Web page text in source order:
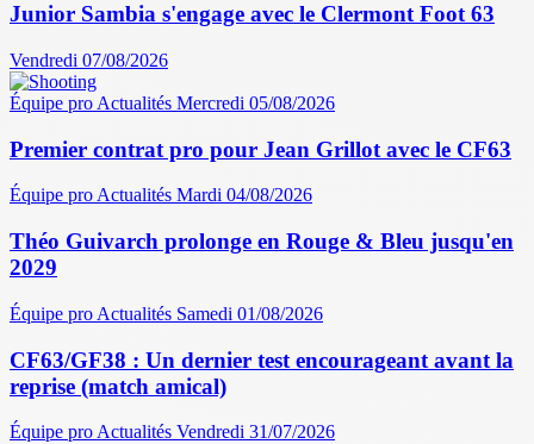
Junior Sambia s'engage avec le Clermont Foot 63
Vendredi 07/08/2026
Équipe pro Actualités Mercredi 05/08/2026
Premier contrat pro pour Jean Grillot avec le CF63
Équipe proActualités Mardi 04/08/2026
Théo Guivarch prolonge en Rouge & Bleu jusqu'en
2029
Équipe pro Actualités Samedi 01/08/2026
CF63/GF38 : Un dernier test encourageant avant la
reprise (match amical)
Équipe pro Actualités Vendredi 31/07/2026